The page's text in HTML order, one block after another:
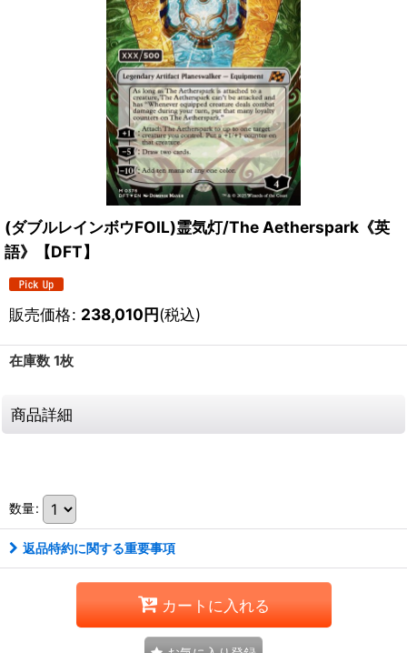
(ダブルレインボウFOIL)霊気灯/The Aetherspark《英
語》【DFT】
販売価格: 238,010円(税込)
在庫数 1枚
商品詳細
数量:
返品特約に関する重要事項
カートに入れる